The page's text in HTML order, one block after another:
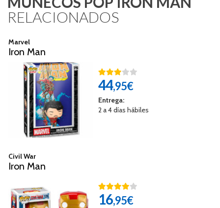
RELACIONADOS
Marvel
Iron Man
44,95€
Entrega:
2 a 4 días hábiles
Civil War
Iron Man
16,95€